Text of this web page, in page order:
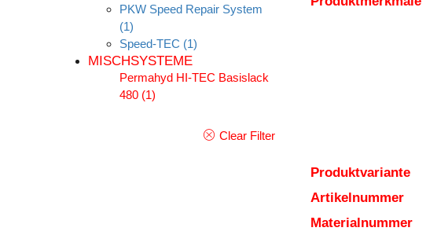
PKW Speed Repair System
(1)
Speed-TEC (1)
MISCHSYSTEME
Permahyd HI-TEC Basislack
480 (1)
Clear Filter
Produktvariante
Artikelnummer
Materialnummer